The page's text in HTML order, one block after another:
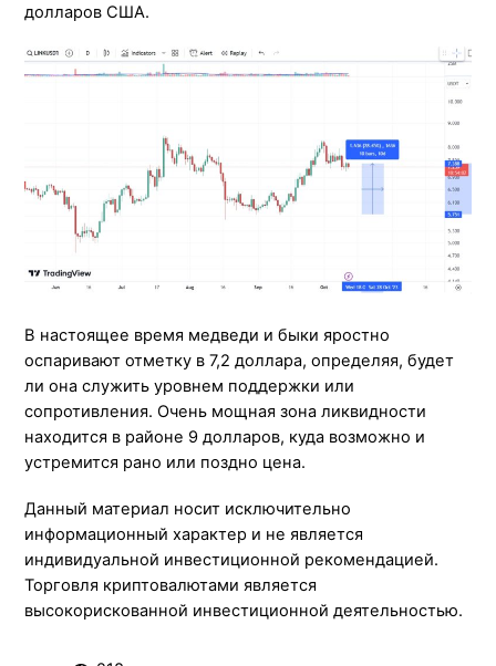
долларов США.
В настоящее время медведи и быки яростно
оспаривают отметку в 7,2 доллара, определяя, будет
ли она служить уровнем поддержки или
сопротивления. Очень мощная зона ликвидности
находится в районе 9 долларов, куда возможно и
устремится рано или поздно цена.
Данный материал носит исключительно
информационный характер и не является
индивидуальной инвестиционной рекомендацией.
Торговля криптовалютами является
высокорискованной инвестиционной деятельностью.